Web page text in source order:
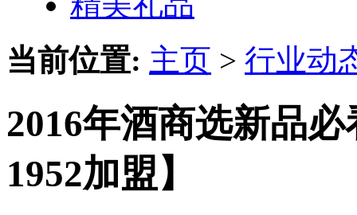
当前位置: 主页 > 行业动
2016年酒商选新品
1952加盟】